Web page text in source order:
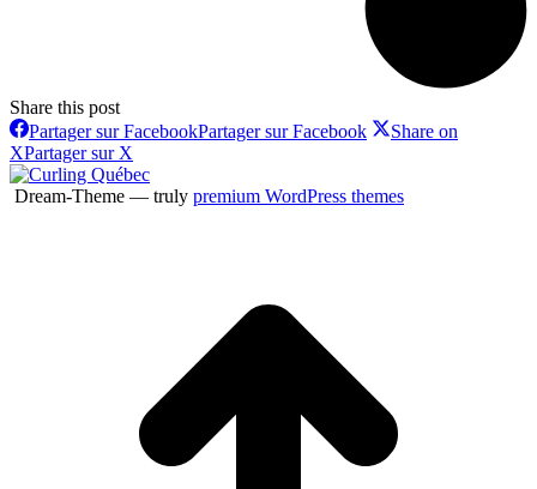
Share this post
Partager sur FacebookPartager sur Facebook
Share on
XPartager sur X
Dream-Theme — truly premium WordPress themes